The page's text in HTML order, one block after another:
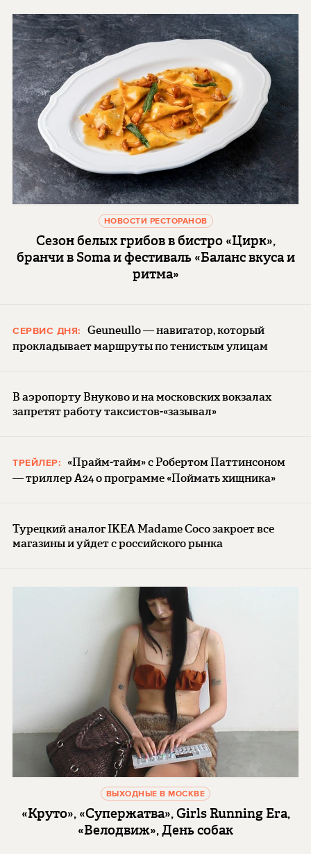
НОВОСТИ РЕСТОРАНОВ
Сезон белых грибов в бистро «Цирк»,
бранчи в Soma и фестиваль «Баланс вкуса и
ритма»
СЕРВИС ДНЯ:
Geuneullo — навигатор, который
прокладывает маршруты по тенистым улицам
В аэропорту Внуково и на московских вокзалах
запретят работу таксистов-«зазывал»
ТРЕЙЛЕР:
«Прайм-тайм» с Робертом Паттинсоном
— триллер A24 о программе «Поймать хищника»
Турецкий аналог IKEA Madame Coco закроет все
магазины и уйдет с российского рынка
ВЫХОДНЫЕ В МОСКВЕ
«Круто», «Супержатва», Girls Running Era,
«Велодвиж», День собак